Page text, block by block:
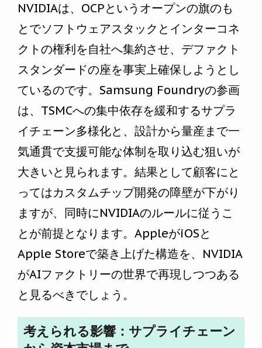
NVIDIAは、OCPというオープンの旗のも
とでソフトウェアスタックとインターコネ
クトの権利を自社へ集約させ、デファクト
スタンダードの座を事実上確保しようとし
ているのです。Samsung Foundryの参画
は、TSMCへの集中依存を緩和するサプラ
イチェーン多様化と、設計から量産まで一
気通貫で支援可能な体制を取り込む狙いが
大きいと見られます。結果として顧客にと
ってはカスタムチップ開発の障壁が下がり
ますが、同時にNVIDIAのルールに従うこ
とが前提となります。AppleがiOSと
Apple Storeで築き上げた構造を、NVIDIA
がAIファクトリーの世界で再現しつつある
と見るべきでしょう。
考えられる影響：サプライチェーン